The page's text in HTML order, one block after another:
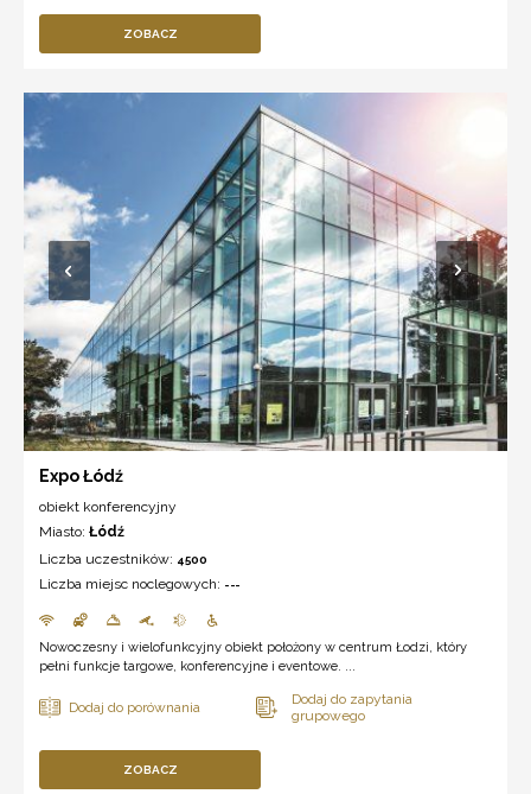
ZOBACZ
Expo Łódź
obiekt konferencyjny
Miasto: Łódź
Liczba uczestników: 4500
Liczba miejsc noclegowych: ---
Nowoczesny i wielofunkcyjny obiekt położony w centrum Łodzi, który
pełni funkcje targowe, konferencyjne i eventowe. ...
ZOBACZ